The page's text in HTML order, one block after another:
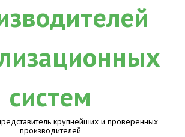
крупнейших и проверенных
производителей